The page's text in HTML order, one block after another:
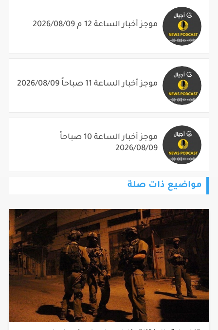
2026/08/09
15 إصابة بالاختناق خلال مواجهات في طوباس